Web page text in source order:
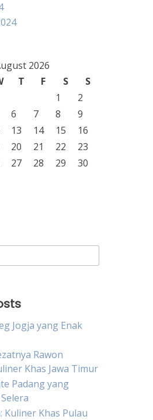
2026
T F S
S
1
2
6 7 8
9
13 14 15
16
20 21 22
23
27 28 29
30
Jogja yang Enak
Rawon
Khas Jawa Timur
Padang yang
Kuliner Khas Pulau